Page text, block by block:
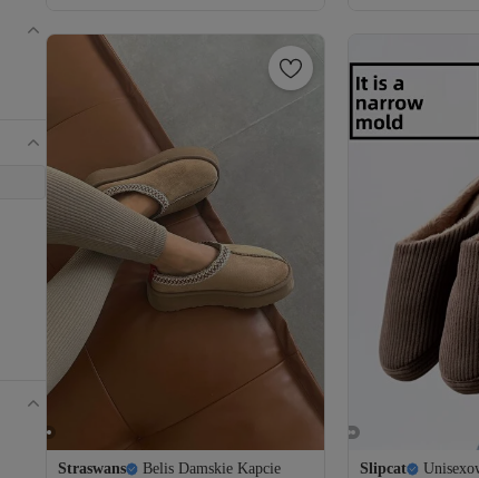
Straswans
Belis Damskie Kapcie
Slipcat